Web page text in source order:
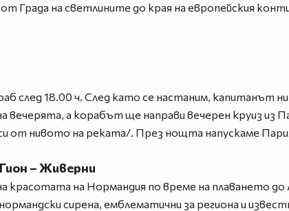
Града на светлините до края на европейския
след 18.00 ч. След като се настаним, капитанът
а корабът ще направи вечерен круиз из
от нивото на реката/. През нощта напускаме
– Живерни
красотата на Нормандия по време на плаването
сирена, емблематични за региона и